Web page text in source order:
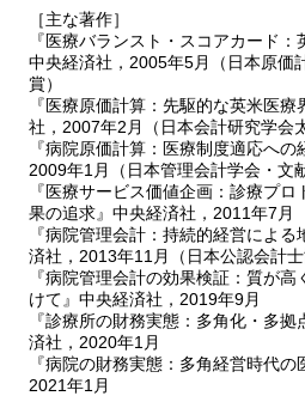
３ 原価計算対象の再設計と単位数
４ 保健省の原価計算制度改革提案
５ 現場病院の反応と保健省の対応
６ P bR に焦点を当てた最新の原価
７ 原価計算監査の強化・公式化
第?部 日本医療界及び医療原価計算
第11章日本医療界への示唆：日
１ 日米比較と日本にとっての示唆
２ 日英比較と日本にとっての示唆
第12章医療原価計算の実施決定要
構築
１ 原価計算実施の決定要因
２ 医療原価計算の体系
［主な著作］
『医療バランスト・スコアカード：
中央経済社，2005年5月（日本原
賞）
『医療原価計算：先駆的な英米医
社，2007年2月（日本会計研究学会
『病院原価計算：医療制度適応への
2009年1月（日本管理会計学会・文
『医療サービス価値企画：診療プ
果の追求』中央経済社，2011年7月
『病院管理会計：持続的経営によ
済社，2013年11月（日本公認会計
『病院管理会計の効果検証：質が
けて』中央経済社，2019年9月
『診療所の財務実態：多角化・多
済社，2020年1月
『病院の財務実態：多角経営時代の
2021年1月